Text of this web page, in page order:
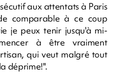
aux attentats à Paris
comparable à ce coup
je peux tenir jusqu'à mi-
à être vraiment
qui veut malgré tout
déprime!".